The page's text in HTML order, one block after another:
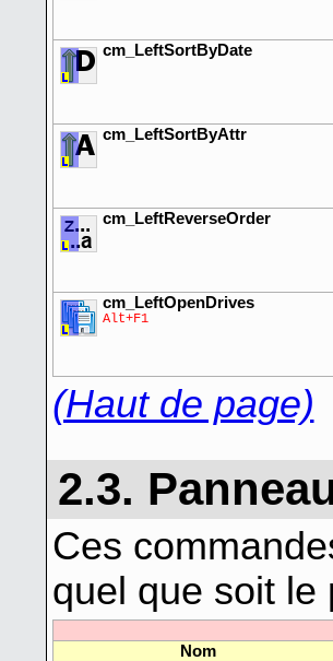
cm_LeftSortByDate
cm_LeftSortByAttr
cm_LeftReverseOrder
cm_LeftOpenDrives
Alt+F1
(Haut de page)
2.3.
Ces
quel que soit le
Nom